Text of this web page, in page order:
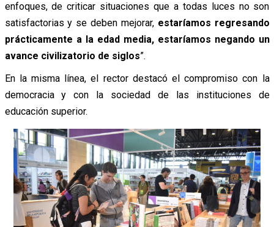
enfoques, de criticar situaciones que a todas luces no son
satisfactorias y se deben mejorar, estaríamos regresando
prácticamente a la edad media, estaríamos negando un
avance civilizatorio de siglos”.
En la mismalínea, el rector destacó el compromiso con la
democracia y con la sociedad de las instituciones de
educación superior.